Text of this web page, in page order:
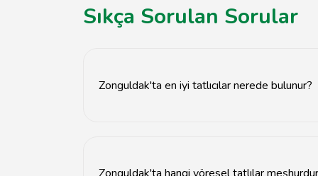
Sıkça Sorulan Sorular
Zonguldak'ta en iyi tatlıcılar nerede bulunur?